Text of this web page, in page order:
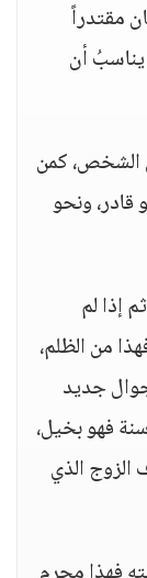
إن كان مقتدراً
أن
الشخص، كمن
قادر، ونحو
إذا لم
من الظلم،
جديد
فهو بخيل،
الذي